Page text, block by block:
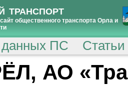
ТРАНСПОРТ
общественного транспорта Орла и
данных ПС
АО